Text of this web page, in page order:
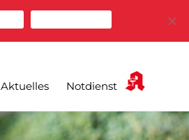
Aktuelles Notdienst